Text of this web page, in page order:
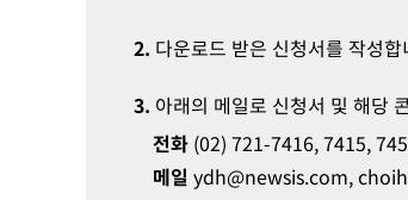
2. 다운로드 받은 신청서를 작성합
3. 아래의 메일로 신청서 및 해당
전화 (02) 721-7416, 7415,
메일 ydh@newsis.com,